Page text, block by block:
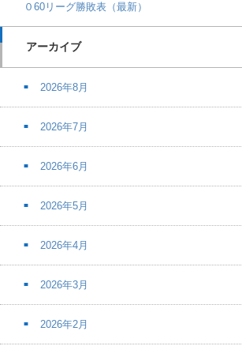
０60リーグ勝敗表（最新）
アーカイブ
2026年8月
2026年7月
2026年6月
2026年5月
2026年4月
2026年3月
2026年2月